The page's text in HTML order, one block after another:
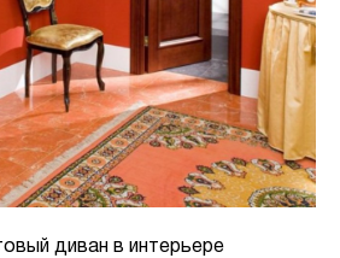
диван в интерьере